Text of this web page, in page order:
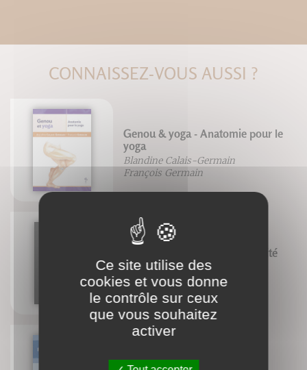
CONNAISSEZ-VOUS AUSSI ?
Genou & yoga - Anatomie pour le
yoga
Blandine Calais-Germain
François Germain
Intelligence artificielle : la réalité
& le mythe
Alain Bretto
Ce site utilise des
cookies et vous donne
le contrôle sur ceux
que vous souhaitez
activer